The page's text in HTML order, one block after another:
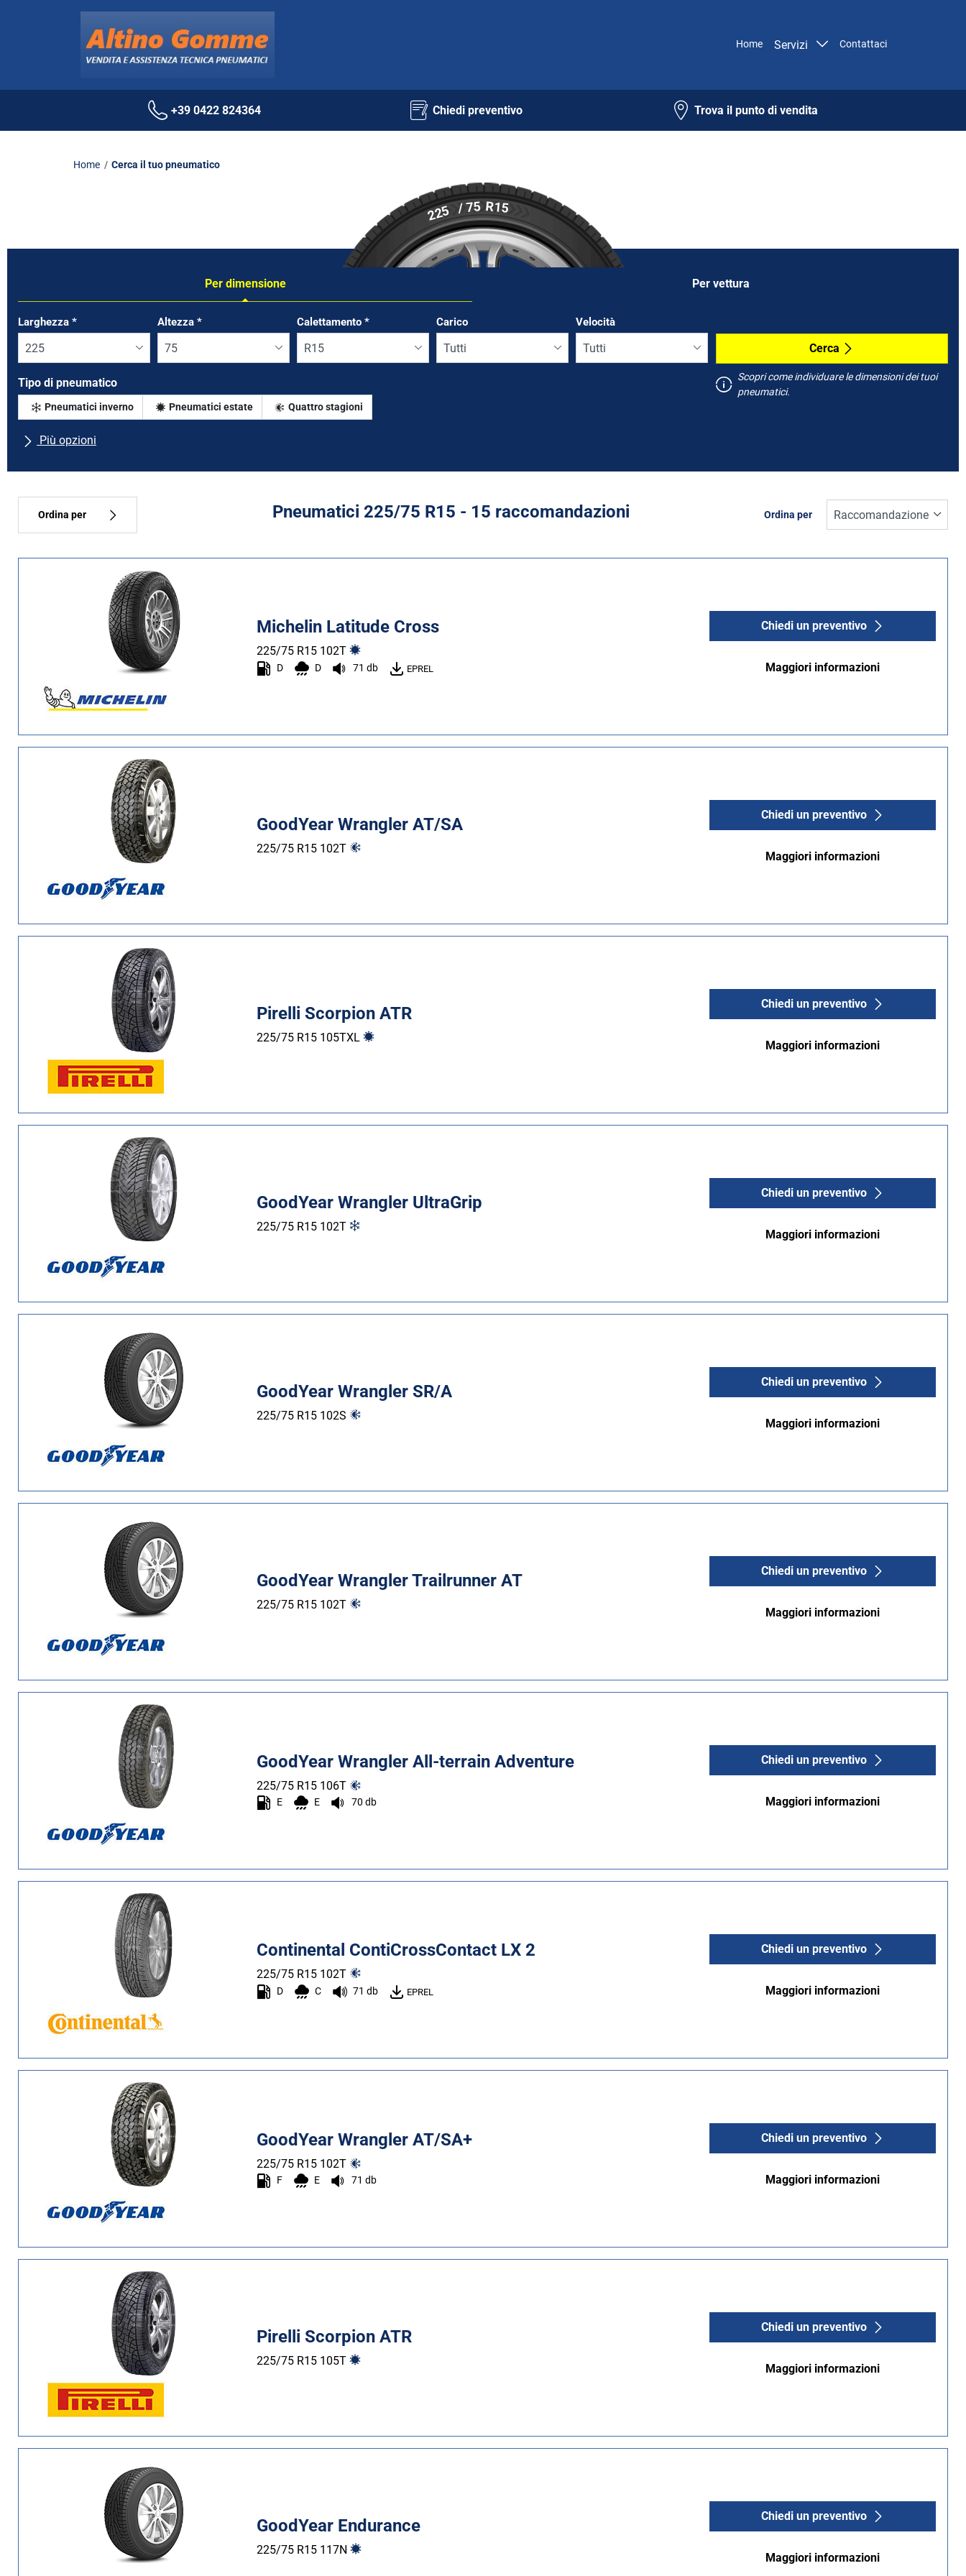
Home Servizi Contattaci
+39 0422 824364 Chiedi preventivo Trova il punto di vendita
Home Cerca il tuo pneumatico
225 / 75 R15
Per dimensione Per vettura
Tab updated: Per dimensione
Larghezza * Altezza* Calettamento* Carico Velocità
Tipo di pneumatico
Pneumatici inverno Pneumatici estate Quattro stagioni
Più opzioni
Cerca
Scopri come individuare le dimensioni dei tuoi
pneumatici.
Ordina per
Tutti i tipi (15)
Inverno (2)
Quattro stagioni (7)
Tutti i tipi (15)
Furgone (0)
Run flat
Runflat (0)
Non Run flat (15)
Pneumatici ‎225/75 R15 - 15 raccomandazioni Ordina per
Michelin Latitude Cross
225/75 R15 102T
D D 71 db EPREL
Chiedi un preventivo
Maggiori informazioni
GoodYear Wrangler AT/SA
225/75 R15 102T
Chiedi un preventivo
Maggiori informazioni
Pirelli Scorpion ATR
225/75 R15 105TXL
Chiedi un preventivo
Maggiori informazioni
GoodYear Wrangler UltraGrip
225/75 R15 102T
Chiedi un preventivo
Maggiori informazioni
GoodYear Wrangler SR/A
225/75 R15 102S
Chiedi un preventivo
Maggiori informazioni
GoodYear Wrangler Trailrunner AT
225/75 R15 102T
Chiedi un preventivo
Maggiori informazioni
GoodYear Wrangler All-terrain Adventure
225/75 R15 106T
E E 70 db
Chiedi un preventivo
Maggiori informazioni
Continental ContiCrossContact LX 2
225/75 R15 102T
D C 71 db EPREL
Chiedi un preventivo
Maggiori informazioni
GoodYear Wrangler AT/SA+
225/75 R15 102T
F E 71 db
Chiedi un preventivo
Maggiori informazioni
Pirelli Scorpion ATR
225/75 R15 105T
Chiedi un preventivo
Maggiori informazioni
GoodYear Endurance
225/75 R15 117N
Chiedi un preventivo
Maggiori informazioni